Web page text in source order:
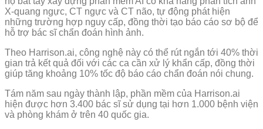
X-quang ngực, CT ngực và CT não, tự động phát hiện
những trường hợp nguy cấp, đồng thời tạo báo cáo sơ bộ để
hỗ trợ bác sĩ chẩn đoán hình ảnh.
Theo Harrison.ai, công nghệ này có thể rút ngắn tới 40% thời
gian trả kết quả đối với các ca cần xử lý khẩn cấp, đồng thời
giúp tăng khoảng 10% tốc độ báo cáo chẩn đoán nói chung.
Tám năm sau ngày thành lập, phần mềm của Harrison.ai
hiện được hơn 3.400 bác sĩ sử dụng tại hơn 1.000 bệnh viện
và phòng khám ở trên 40 quốc gia.